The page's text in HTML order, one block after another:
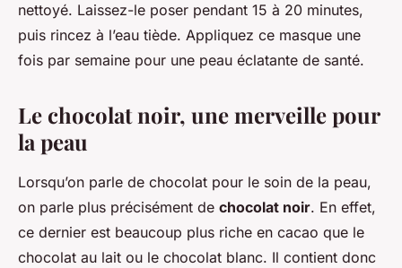
nettoyé. Laissez-le poser pendant 15 à 20 minutes,
puis rincez à l’eau tiède. Appliquez ce masque une
fois par semaine pour une peau éclatante de santé.
Le chocolat noir, une merveille pour
la peau
Lorsqu’on parle de chocolat pour le soin de la peau,
on parle plus précisément de chocolat noir. En effet,
ce dernier est beaucoup plus riche en cacao que le
chocolat au lait ou le chocolat blanc. Il contient donc